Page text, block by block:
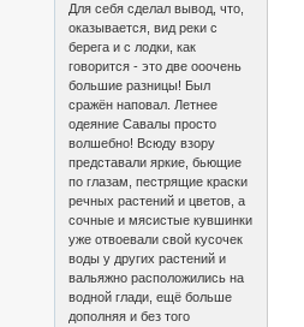
Для себя сделал вывод, что,
оказывается, вид реки с
берега и с лодки, как
говорится - это две ооочень
большие разницы! Был
сражён наповал. Летнее
одеяние Савалы просто
волшебно! Всюду взору
представали яркие, бьющие
по глазам, пестрящие краски
речных растений и цветов, а
сочные и мясистые кувшинки
уже отвоевали свой кусочек
воды у других растений и
вальяжно расположились на
водной глади, ещё больше
дополняя и без того